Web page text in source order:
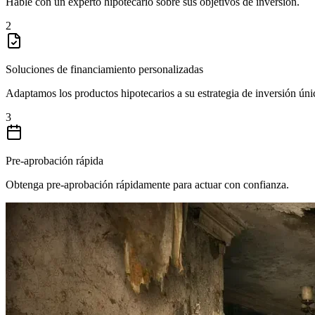
2
Soluciones de financiamiento personalizadas
Adaptamos los productos hipotecarios a su estrategia de inversión
3
Pre-aprobación rápida
Obtenga pre-aprobación rápidamente para actuar con confianza.